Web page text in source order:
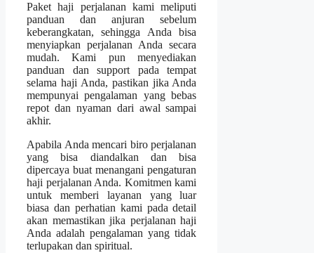
Paket haji perjalanan kami meliputi
panduan dan anjuran sebelum
keberangkatan, sehingga Anda bisa
menyiapkan perjalanan Anda secara
mudah. Kami pun menyediakan
panduan dan support pada tempat
selama haji Anda, pastikan jika Anda
mempunyai pengalaman yang bebas
repot dan nyaman dari awal sampai
akhir.
Apabila Anda mencari biro perjalanan
yang bisa diandalkan dan bisa
dipercaya buat menangani pengaturan
haji perjalanan Anda. Komitmen kami
untuk memberi layanan yang luar
biasa dan perhatian kami pada detail
akan memastikan jika perjalanan haji
Anda adalah pengalaman yang tidak
terlupakan dan spiritual.